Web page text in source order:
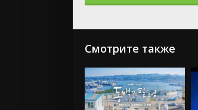
Смотрите также